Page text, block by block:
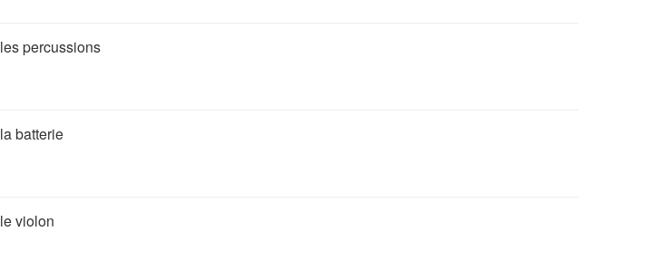
les percussions
la batterie
le violon